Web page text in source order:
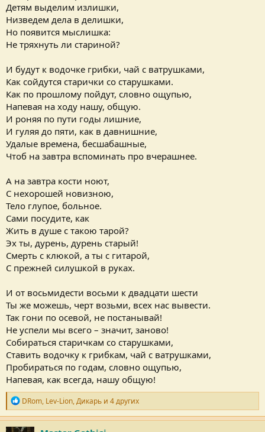
Детям выделим излишки,
Низведем дела в делишки,
Но появится мыслишка:
Не тряхнуть ли стариной?
И будут к водочке грибки, чай с ватрушками,
Как сойдутся старички со старушками.
Как по прошлому пойдут, словно ощупью,
Напевая на ходу нашу, общую.
И роняя по пути годы лишние,
И гуляя до пяти, как в давнишние,
Удалые времена, бесшабашные,
Чтоб на завтра вспоминать про вчерашнее.
А на завтра кости ноют,
С нехорошей новизною,
Тело глупое, больное.
Сами посудите, как
Жить в душе с такою тарой?
Эх ты, дурень, дурень старый!
Смерть с клюкой, а ты с гитарой,
С прежней силушкой в руках.
И от восьмидести восьми к двадцати шести
Ты же можешь, черт возьми, всех нас вывести.
Так гони по осевой, не постанывай!
Не успели мы всего – значит, заново!
Собираться старичкам со старушками,
Ставить водочку к грибкам, чай с ватрушками,
Пробираться по годам, словно ощупью,
Напевая, как всегда, нашу общую!
Р
е
п
у
DRom, Lev-Lion,Дикарь и 4 других